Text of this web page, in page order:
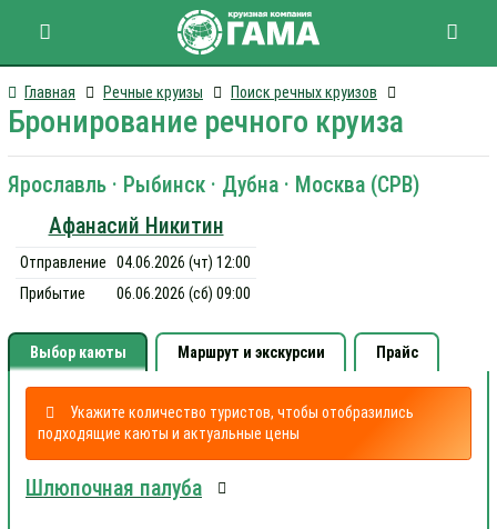
Главная Речные круизы Поиск речных круизов
Бронирование речного круиза
Ярославль · Рыбинск · Дубна · Москва (СРВ)
Афанасий Никитин
Отправление
04.06.2026 (чт) 12:00
Прибытие
06.06.2026 (сб) 09:00
Выбор каюты Маршрут и экскурсии Прайс
Укажите количество туристов, чтобы отобразились
подходящие каюты и актуальные цены
Шлюпочная палуба